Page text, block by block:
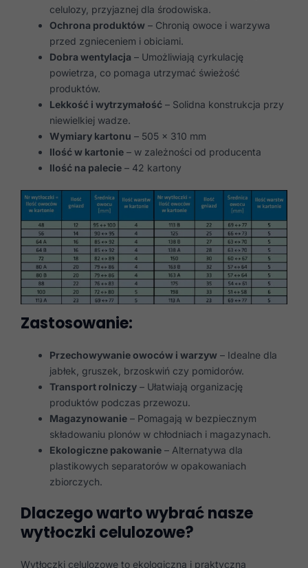
celulozy, przyjaznej dla środowiska.
Ochrona produktów – Chronią owoce i warzywa
przed zgnieceniem i obiciami.
Dobra wentylacja – Umożliwiają cyrkulację
powietrza, co pomaga utrzymać świeżość
produktów.
Lekkość i wytrzymałość – Solidna konstrukcja przy
niewielkiej wadze.
Wymiary kartonu – 505 x 310 mm
Ilość w kartonie – w zależności od producenta
Ilość na palecie – 42 kartony
Zastosowanie:
Przechowywanie owoców i warzyw – Idealne dla
jabłek, gruszek, brzoskwiń czy pomidorów.
Transport rolniczy – Ułatwiają organizację
produktów podczas przewozu.
Magazynowanie – Pomagają w bezpiecznym
składowaniu plonów w chłodniach i magazynach.
Ekologiczne pakowanie – Alternatywa dla
plastikowych separatorów w opakowaniach
zbiorczych.
Dlaczego warto wybrać nasze
wytłoczki celulozowe?
Wytłoczki celulozowe to ekologiczna i praktyczna